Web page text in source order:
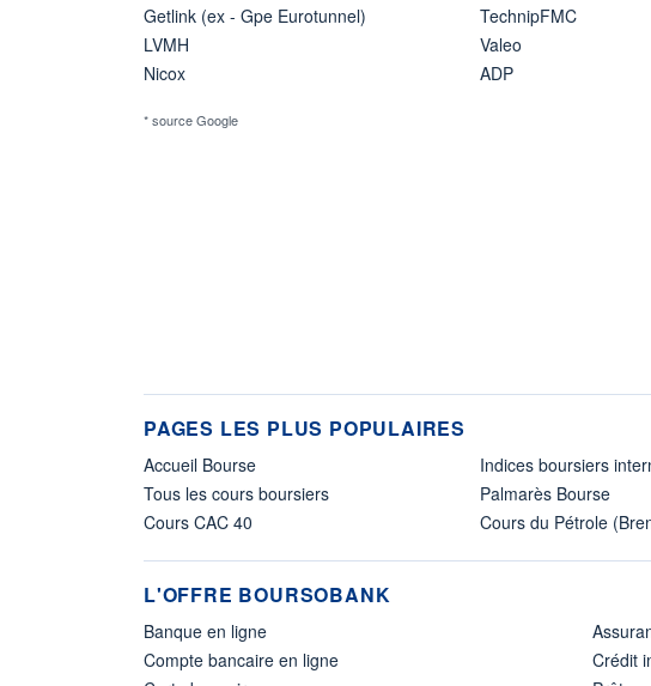
Getlink (ex - Gpe Eurotunnel)
LVMH
Nicox
TechnipFMC
Valeo
ADP
* source Google
PAGES LES PLUS POPULAIRES
Accueil Bourse
Tous les cours boursiers
Cours CAC 40
Indices boursiers
Palmarès Bourse
Cours du Pétrole
L'OFFRE BOURSOBANK
Banque en ligne
Compte bancaire en ligne
Crédit